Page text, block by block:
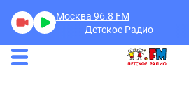
Москва 96.8 FM
Детское Радио